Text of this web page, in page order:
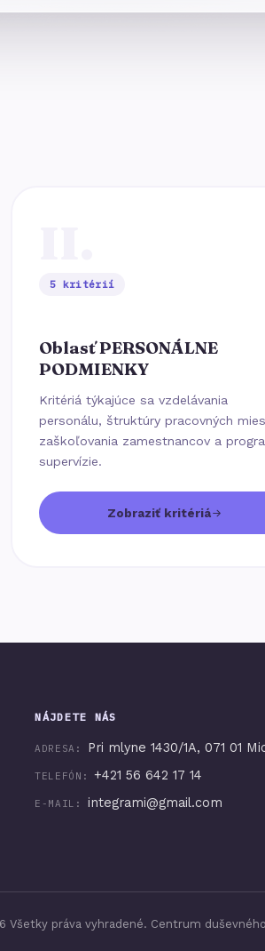
5 kritérií
Oblasť PERSONÁLNE
PODMIENKY
Kritériá týkajúce sa vzdelávania
personálu, štruktúry pracovných
zaškoľovania zamestnancov a
supervízie.
Zobraziť kritériá
NÁJDETE NÁS
ADRESA: Pri mlyne 1430/1A, 071 01
TELEFÓN: +421 56 642 17 14
E-MAIL: integrami@gmail.com
Všetky práva vyhradené. Centrum